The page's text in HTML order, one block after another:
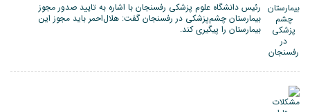
رئیس دانشگاه علوم پزشکی رفسنجان با اشاره به تایید صدور مجوز
بیمارستان چشم‌پزشکی در رفسنجان گفت: هلال‌احمر باید مجوز این
بیمارستان را پیگیری کند.